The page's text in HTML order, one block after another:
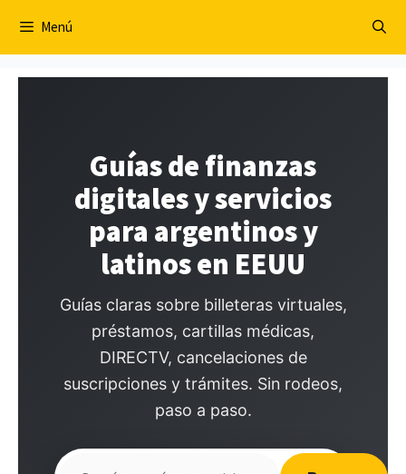
Menú
Guías de finanzas
digitales y servicios
para argentinos y
latinos en EEUU
Guías claras sobre billeteras virtuales,
préstamos, cartillas médicas,
DIRECTV, cancelaciones de
suscripciones y trámites. Sin rodeos,
paso a paso.
Buscar